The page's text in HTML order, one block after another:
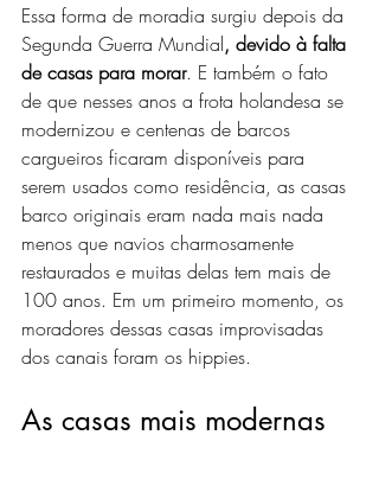
Essa forma de moradia surgiu depois da
Segunda Guerra Mundial, devido à falta
de casas para morar. E também o fato
de que nesses anos a frota holandesa se
modernizou e centenas de barcos
cargueiros ficaram disponíveis para
serem usados como residência, as casas
barco originais eram nada mais nada
menos que navios charmosamente
restaurados e muitas delas tem mais de
100 anos. Em um primeiro momento, os
moradores dessas casas improvisadas
dos canais foram os hippies.
As casas mais modernas